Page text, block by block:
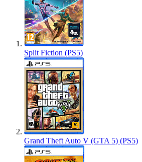
Split Fiction (PS5)
Grand Theft Auto V (GTA 5) (PS5)